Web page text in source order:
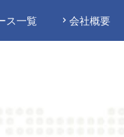
ス一覧 会社概要